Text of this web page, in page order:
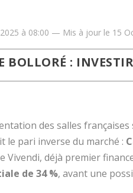
à 08:00 — Mis à jour le 15
BOLLORÉ :
des salles françaises
le pari inverse du marché :
Vivendi, déjà premier
de 34 %, avant une